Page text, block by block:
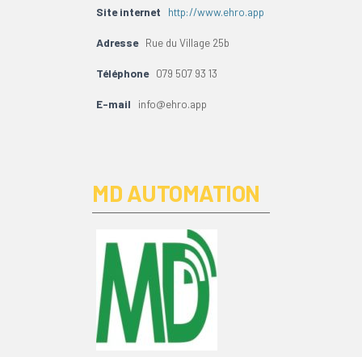
Site internet http://www.ehro.app
Adresse Rue du Village 25b
Téléphone 079 507 93 13
E-mail info@ehro.app
MD AUTOMATION